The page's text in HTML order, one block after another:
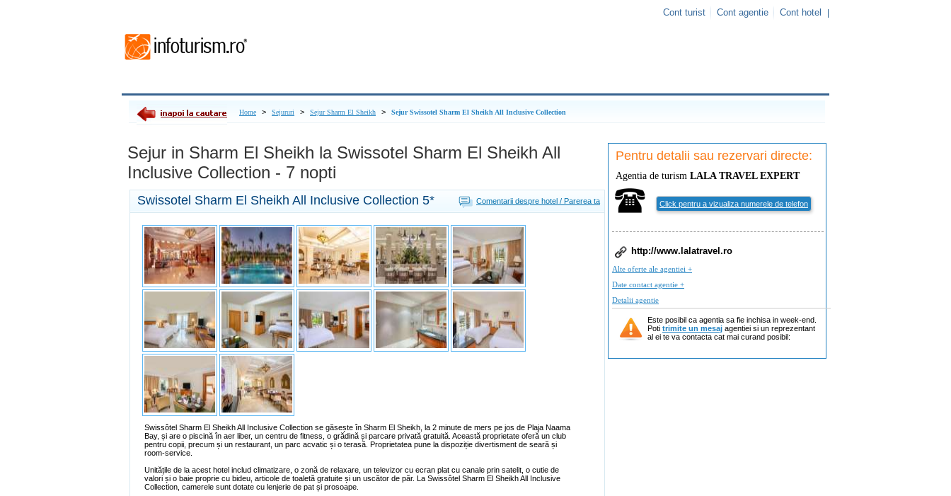
Cont turist Cont agentie Cont hotel
Home > Sejururi > Sejur Sharm El Sheikh > Sejur Swissotel Sharm El Sheikh All Inclusive Collection
Pentru detalii sau rezervari directe:
Agentia de turism LALA TRAVEL EXPERT
Click pentru a vizualiza numerele de telefon
http://www.lalatravel.ro
Alte oferte ale agentiei +
Date contact agentie +
Detalii agentie
Este posibil ca agentia sa fie inchisa in week-end.
Poti trimite un mesaj agentiei si un reprezentant
al ei te va contacta cat mai curand posibil:
Sejur in Sharm El Sheikh la Swissotel Sharm El Sheikh All
Inclusive Collection - 7 nopti
Comentarii despre hotel / Parerea ta
Swissotel Sharm El Sheikh All Inclusive Collection 5*
Swissôtel Sharm El Sheikh All Inclusive Collection se găsește în Sharm El Sheikh, la 2 minute de mers pe jos de Plaja Naama
Bay, și are o piscină în aer liber, un centru de fitness, o grădină și parcare privată gratuită. Această proprietate oferă un club
pentru copii, precum și un restaurant, un parc acvatic și o terasă. Proprietatea pune la dispoziție divertisment de seară și
room-service.
Unitățile de la acest hotel includ climatizare, o zonă de relaxare, un televizor cu ecran plat cu canale prin satelit, o cutie de
valori și o baie proprie cu bideu, articole de toaletă gratuite și un uscător de păr. La Swissôtel Sharm El Sheikh All Inclusive
Collection, camerele sunt dotate cu lenjerie de pat și prosoape.